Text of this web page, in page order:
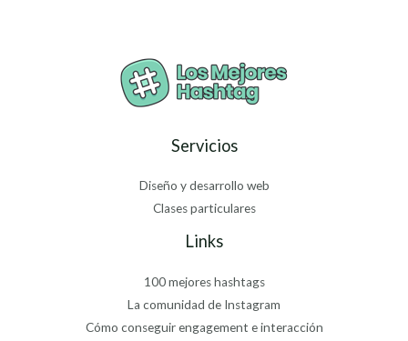
Servicios
Diseño y desarrollo web
Clases particulares
Links
100 mejores hashtags
La comunidad de Instagram
Cómo conseguir engagement e interacción